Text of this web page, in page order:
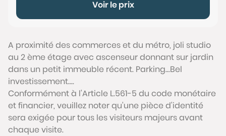
Voir le prix
A proximité des commerces et du métro, joli studio
au 2 ème étage avec ascenseur donnant sur jardin
dans un petit immeuble récent. Parking...Bel
investissement....
Conformément à l'Article L.561-5 du code monétaire
et financier, veuillez noter qu'une pièce d'identité
sera exigée pour tous les visiteurs majeurs avant
chaque visite.